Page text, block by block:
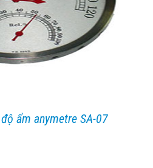
ẩm anymetre SA-07